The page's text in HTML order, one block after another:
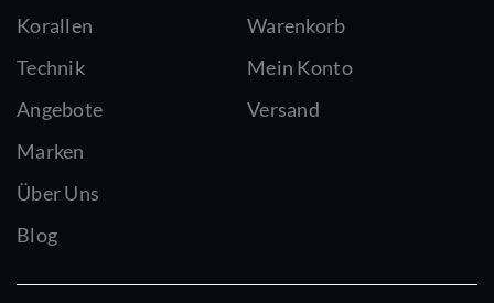
Korallen
Technik
Angebote
Marken
Über Uns
Blog
Warenkorb
Mein Konto
Versand